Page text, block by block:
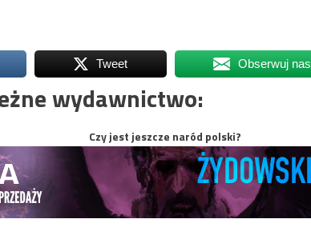
Tweet Obserwuj nas
wydawnictwo:
Czy jest jeszcze naród polski?